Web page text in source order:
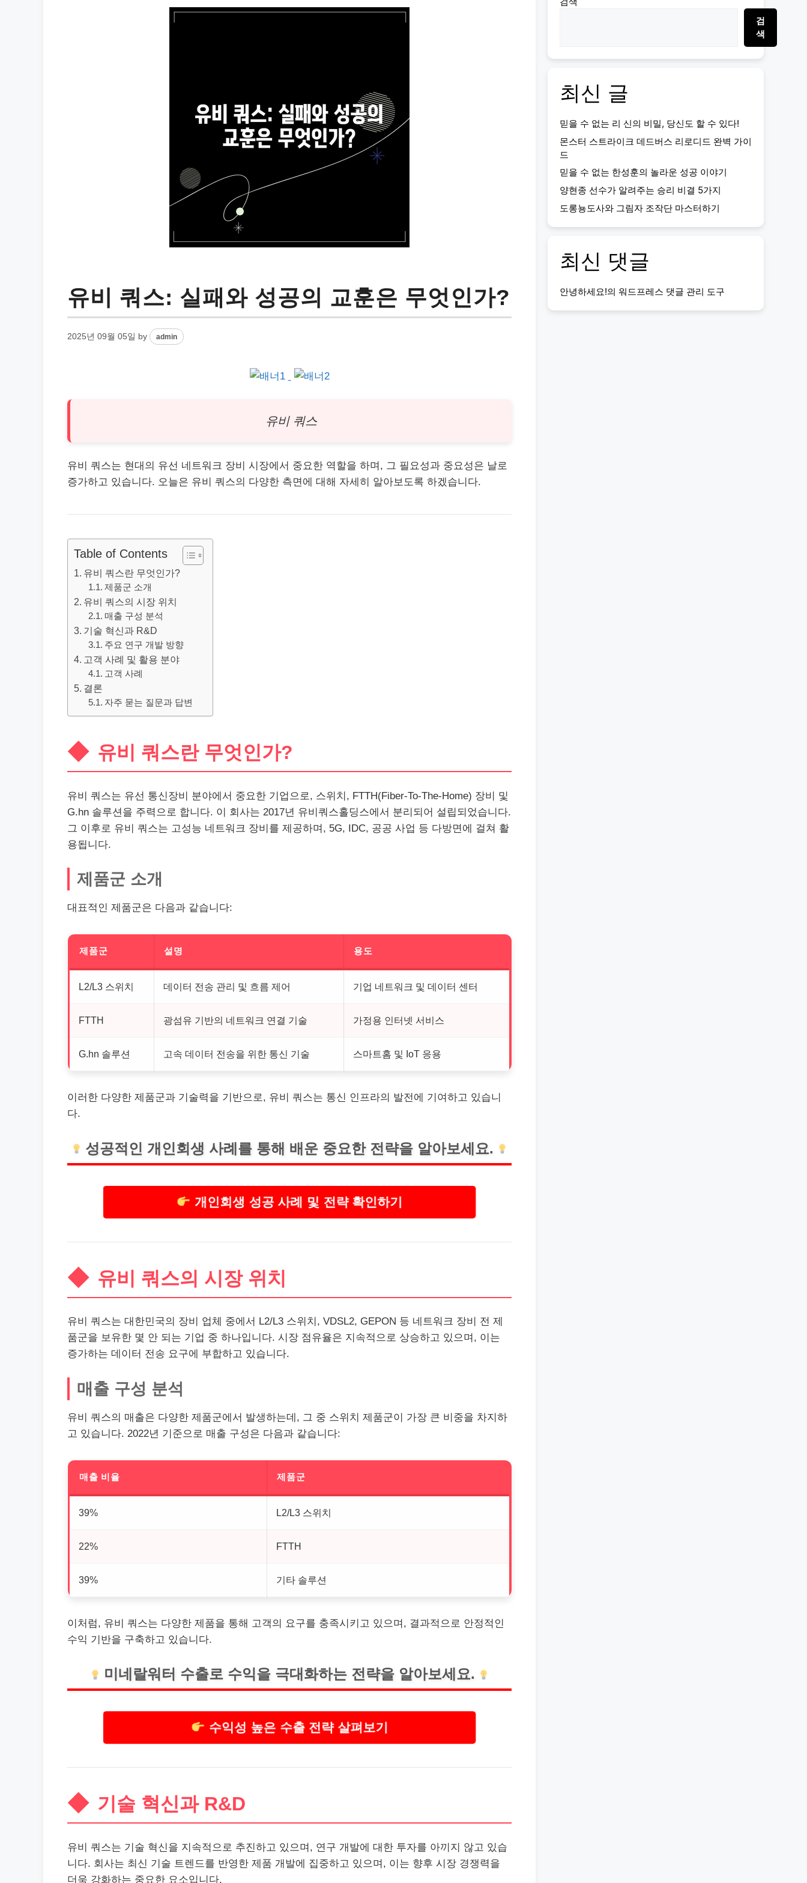
유비 쿼스: 실패와 성공의 교훈은 무엇인가?
2025년 09월 05일 by admin
유비 쿼스
유비 쿼스는 현대의 유선 네트워크 장비 시장에서 중요한 역할을 하며, 그 필요성과 중요성은 날로
증가하고 있습니다. 오늘은 유비 쿼스의 다양한 측면에 대해 자세히 알아보도록 하겠습니다.
Table of Contents
유비 쿼스란 무엇인가?
제품군 소개
유비 쿼스의 시장 위치
매출 구성 분석
기술 혁신과 R&D
주요 연구 개발 방향
고객 사례 및 활용 분야
고객 사례
결론
자주 묻는 질문과 답변
유비 쿼스란 무엇인가?
유비 쿼스는 유선 통신장비 분야에서 중요한 기업으로, 스위치, FTTH(Fiber-To-The-Home) 장비 및
G.hn 솔루션을 주력으로 합니다. 이 회사는 2017년 유비쿼스홀딩스에서 분리되어 설립되었습니다.
그 이후로 유비 쿼스는 고성능 네트워크 장비를 제공하며, 5G, IDC, 공공 사업 등 다방면에 걸쳐 활
용됩니다.
제품군 소개
대표적인 제품군은 다음과 같습니다:
제품군 설명 용도
L2/L3 스위치 데이터 전송 관리 및 흐름 제어 기업 네트워크 및 데이터 센터
FTTH 광섬유 기반의 네트워크 연결 기술 가정용 인터넷 서비스
G.hn 솔루션 고속 데이터 전송을 위한 통신 기술 스마트홈 및 IoT 응용
이러한 다양한 제품군과 기술력을 기반으로, 유비 쿼스는 통신 인프라의 발전에 기여하고 있습니
다.
성공적인 개인회생 사례를 통해 배운 중요한 전략을 알아보세요.
개인회생 성공 사례 및 전략 확인하기
유비 쿼스의 시장 위치
유비 쿼스는 대한민국의 장비 업체 중에서 L2/L3 스위치, VDSL2, GEPON 등 네트워크 장비 전 제
품군을 보유한 몇 안 되는 기업 중 하나입니다. 시장 점유율은 지속적으로 상승하고 있으며, 이는
증가하는 데이터 전송 요구에 부합하고 있습니다.
매출 구성 분석
유비 쿼스의 매출은 다양한 제품군에서 발생하는데, 그 중 스위치 제품군이 가장 큰 비중을 차지하
고 있습니다. 2022년 기준으로 매출 구성은 다음과 같습니다:
매출 비율 제품군
39% L2/L3 스위치
22% FTTH
39% 기타 솔루션
이처럼, 유비 쿼스는 다양한 제품을 통해 고객의 요구를 충족시키고 있으며, 결과적으로 안정적인
수익 기반을 구축하고 있습니다.
미네랄워터 수출로 수익을 극대화하는 전략을 알아보세요.
수익성 높은 수출 전략 살펴보기
기술 혁신과 R&D
유비 쿼스는 기술 혁신을 지속적으로 추진하고 있으며, 연구 개발에 대한 투자를 아끼지 않고 있습
니다. 회사는 최신 기술 트렌드를 반영한 제품 개발에 집중하고 있으며, 이는 향후 시장 경쟁력을
더욱 강화하는 중요한 요소입니다.
검
색
최신 글
믿을 수 없는 리 신의 비밀, 당신도 할 수 있다!
몬스터 스트라이크 데드버스 리로디드 완벽 가이
드
믿을 수 없는 한성훈의 놀라운 성공 이야기
양현종 선수가 알려주는 승리 비결 5가지
도롱뇽도사와 그림자 조작단 마스터하기
최신 댓글
안녕하세요!의 워드프레스 댓글 관리 도구